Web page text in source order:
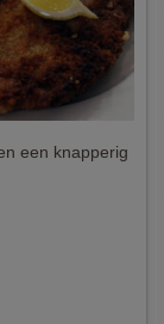
een knapperig